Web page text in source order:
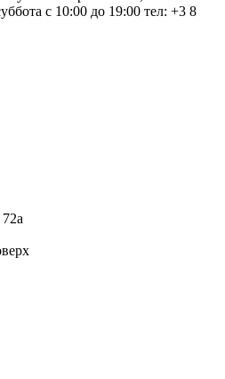
с 10:00 до 19:00 тел: +3 8